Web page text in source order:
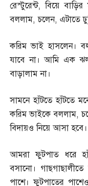
রেস্টুরেন্ট,বিয়ে
বললাম,চলেন, এটাতে
করিম ভাই হাসলেন।
যাবে না। আমি এক
বাড়ালাম না।
সামনে হাঁটতে হাঁটতে
করিম ভাইকে বললাম,
বিদায়ও নিয়ে আসা হবে।
আমরা ফুটপাত ধরে
বসানো। গাছগাছালীতে
পাশে। ফুটপাতের